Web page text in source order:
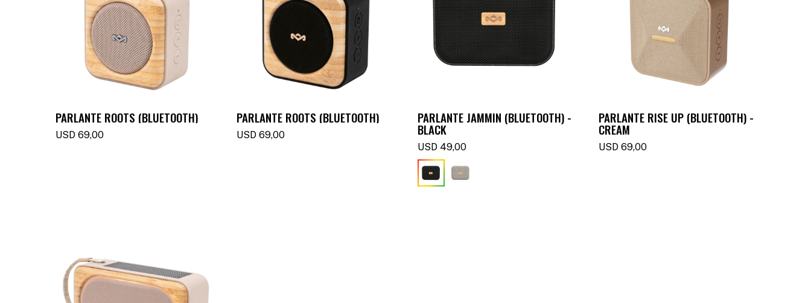
PARLANTE ROOTS (BLUETOOTH)
USD 69,00
PARLANTE ROOTS (BLUETOOTH)
USD 69,00
PARLANTE JAMMIN (BLUETOOTH) -
BLACK
USD 49,00
PARLANTE RISE UP (BLUETOOTH) -
CREAM
USD 69,00